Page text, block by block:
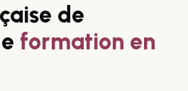
de
formation en